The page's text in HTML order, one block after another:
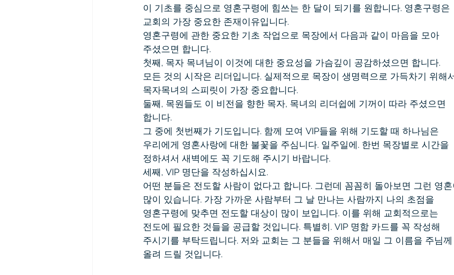
이 기초를 중심으로 영혼구령에 힘쓰는 한 달이 되기를 원합니다. 영혼구령은
교회의 가장 중요한 존재이유입니다.
영혼구령에 관한 중요한 기초 작업으로 목장에서 다음과 같이 마음을 모아
주셨으면 합니다.
첫째, 목자 목녀님이 이것에 대한 중요성을 가슴깊이 공감하셨으면 합니다.
모든 것의 시작은 리더입니다. 실제적으로 목장이 생명력으로 가득차기 위해
목자목녀의 스피릿이 가장 중요합니다.
둘째, 목원들도 이 비전을 향한 목자, 목녀의 리더쉽에 기꺼이 따라 주셨으면
합니다.
그 중에 첫번째가 기도입니다. 함께 모여 VIP들을 위해 기도할 때 하나님은
우리에게 영혼사랑에 대한 불꽃을 주심니다. 일주일에. 한번 목장별로 시간을
정하셔서 새벽에도 꼭 기도해 주시기 바랍니다.
세째, VIP 명단을 작성하십시요.
어떤 분들은 전도할 사람이 없다고 합니다. 그런데 꼼꼼히 돌아보면 그런 영혼
많이 있습니다. 가장 가까운 사람부터 그 날 만나는 사람까지 나의 초점을
영혼구령에 맞추면 전도할 대상이 많이 보입니다. 이를 위해 교회적으로는
전도에 필요한 것들을 공급할 것입니다. 특별히. VIP 명함 카드를 꼭 작성해
주시기를 부탁드립니다. 저와 교회는 그 분들을 위해서 매일 그 이름을 주님께
올려 드릴 것입니다.